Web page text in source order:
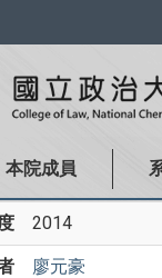
本院成員
2014
廖元豪